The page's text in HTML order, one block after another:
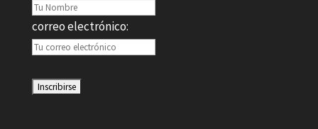
correo electrónico: